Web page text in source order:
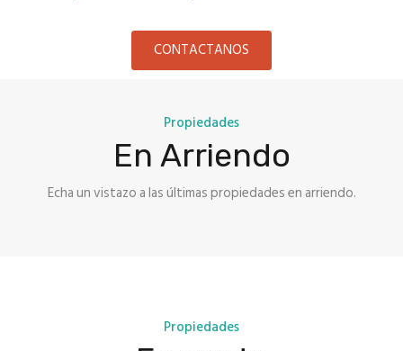
CONTACTANOS
Propiedades
En Arriendo
Echa un vistazo a las últimas propiedades en arriendo.
Propiedades